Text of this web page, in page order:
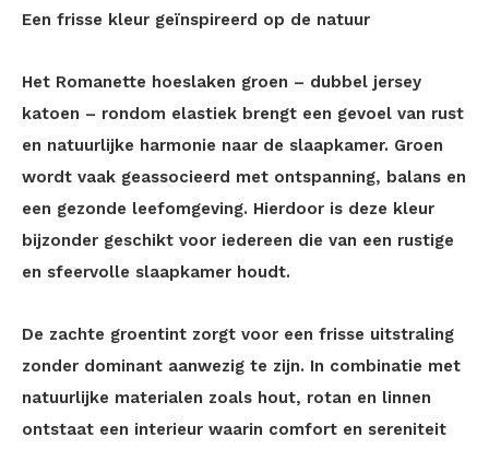
Een frisse kleur geïnspireerd op de natuur
Het Romanette hoeslaken groen – dubbel jersey
katoen – rondom elastiek brengt een gevoel van rust
en natuurlijke harmonie naar de slaapkamer. Groen
wordt vaak geassocieerd met ontspanning, balans en
een gezonde leefomgeving. Hierdoor is deze kleur
bijzonder geschikt voor iedereen die van een rustige
en sfeervolle slaapkamer houdt.
De zachte groentint zorgt voor een frisse uitstraling
zonder dominant aanwezig te zijn. In combinatie met
natuurlijke materialen zoals hout, rotan en linnen
ontstaat een interieur waarin comfort en sereniteit